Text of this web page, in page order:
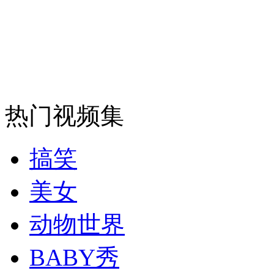
走！跟着总书记去植树
消防员救轻生者
纽约上演“枕头大战”
司机酒驾遇交警 急速倒车逃窜
热门视频集
搞笑
美女
动物世界
BABY秀